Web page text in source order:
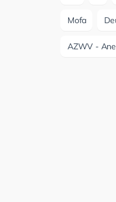
Mofa
AZWV -